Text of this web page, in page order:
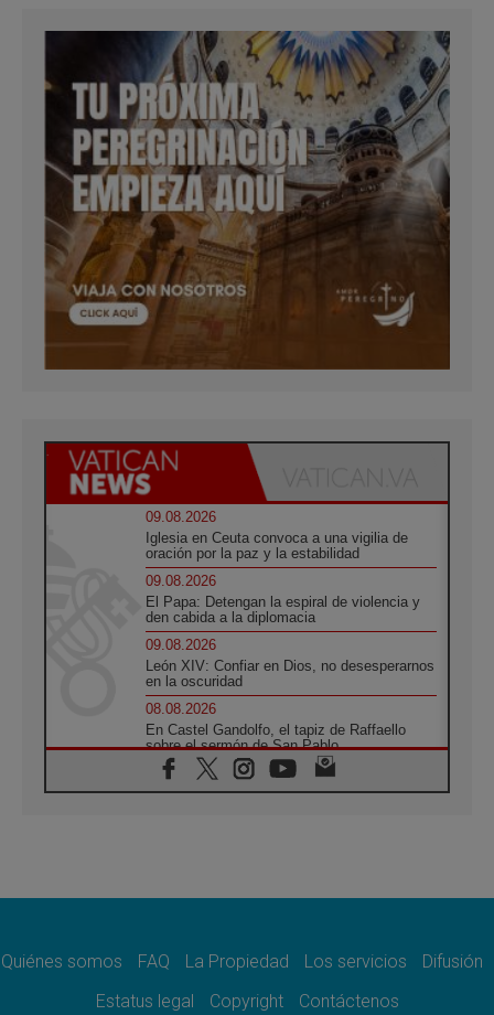
09.08.2026
Iglesia en Ceuta convoca a una vigilia de
oración por la paz y la estabilidad
09.08.2026
El Papa: Detengan la espiral de violencia y
den cabida a la diplomacia
09.08.2026
León XIV: Confiar en Dios, no desesperarnos
en la oscuridad
08.08.2026
En Castel Gandolfo, el tapiz de Raffaello
sobre el sermón de San Pablo
08.08.2026
En Colombia, «la paz no se compra con una
08.08.2026
08.08.2026
del Buen Consejo de Genazzano
Quiénes somos FAQ La Propiedad Los servicios
Difusión
Estatus legal
Copyright Contáctenos